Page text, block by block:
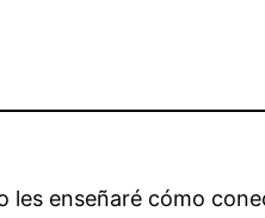
les enseñaré cómo